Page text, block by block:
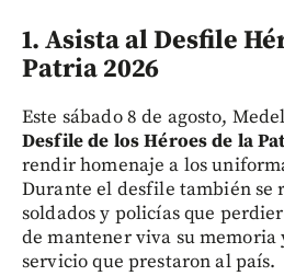
1. Asista al Desfile
Patria 2026
Este sábado 8 de agosto,
Desfile de los Héroes de la
rendir homenaje a los
Durante el desfile también se
soldados y policías que
de mantener viva su memoria
servicio que prestaron al país.